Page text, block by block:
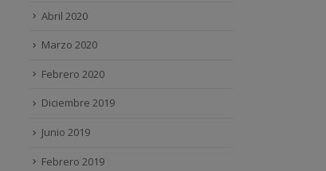
Abril 2020
Marzo 2020
Febrero 2020
Diciembre 2019
Junio 2019
Febrero 2019